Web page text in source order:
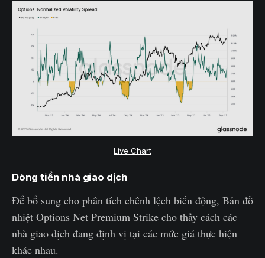
Live Chart
Dòng tiền nhà giao dịch
Để bổ sung cho phân tích chênh lệch biến động, Bản đồ
nhiệt Options Net Premium Strike cho thấy cách các
nhà giao dịch đang định vị tại các mức giá thực hiện
khác nhau.